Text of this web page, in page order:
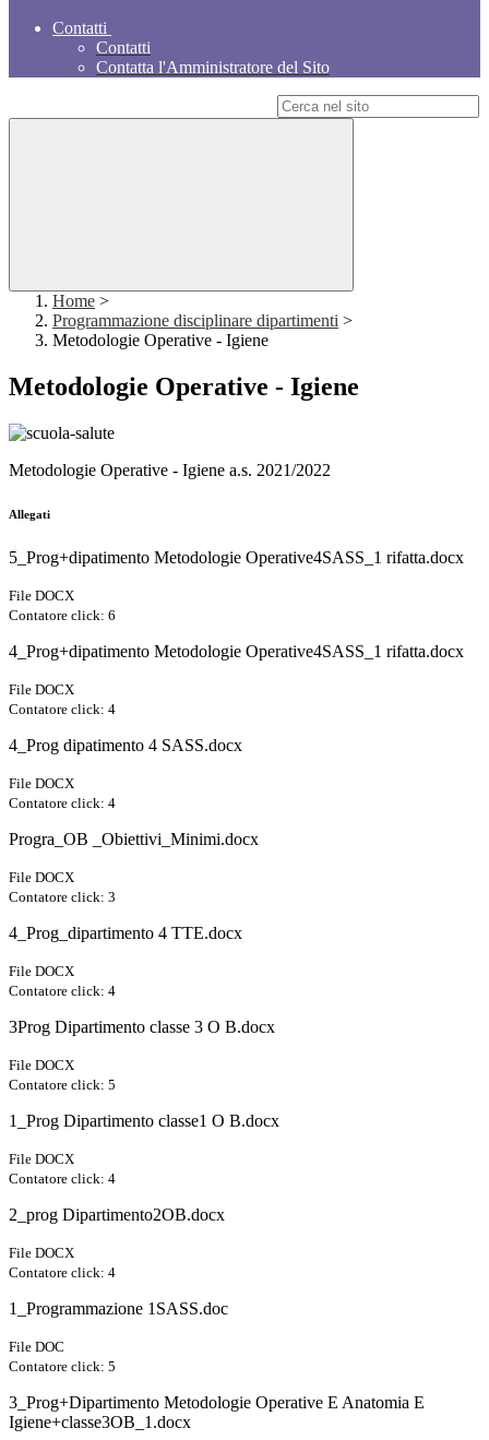
Contatti
Contatti
Contatta l'Amministratore del Sito
Home >
Programmazione disciplinare dipartimenti >
Metodologie Operative - Igiene
Metodologie Operative - Igiene
Metodologie Operative - Igiene a.s. 2021/2022
Allegati
5_Prog+dipatimento Metodologie Operative4SASS_1 rifatta.docx
File DOCX
Contatore click: 6
4_Prog+dipatimento Metodologie Operative4SASS_1 rifatta.docx
File DOCX
Contatore click: 4
4_Prog dipatimento 4 SASS.docx
File DOCX
Contatore click: 4
Progra_OB _Obiettivi_Minimi.docx
File DOCX
Contatore click: 3
4_Prog_dipartimento 4 TTE.docx
File DOCX
Contatore click: 4
3Prog Dipartimento classe 3 O B.docx
File DOCX
Contatore click: 5
1_Prog Dipartimento classe1 O B.docx
File DOCX
Contatore click: 4
2_prog Dipartimento2OB.docx
File DOCX
Contatore click: 4
1_Programmazione 1SASS.doc
File DOC
Contatore click: 5
3_Prog+Dipartimento Metodologie Operative E Anatomia E
Igiene+classe3OB_1.docx